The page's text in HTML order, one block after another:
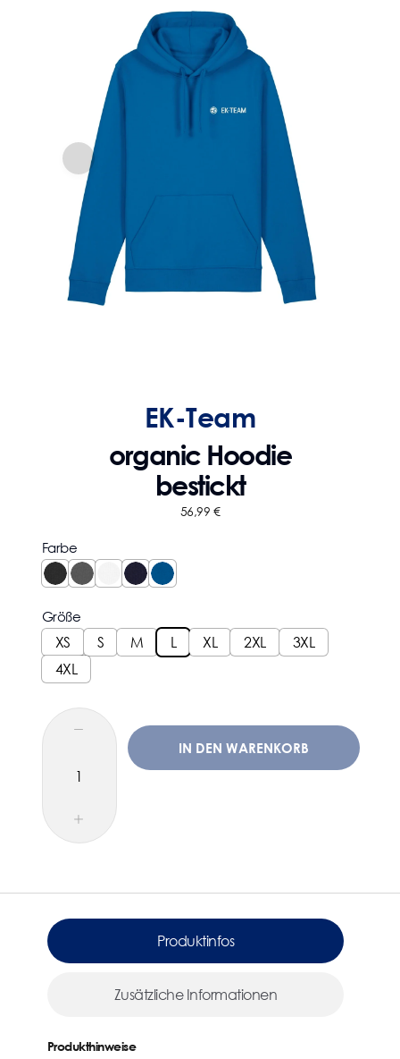
EK-Team
organic Hoodie
bestickt
56,99 €
Farbe
Größe
XS S M L XL 2XL
3XL
4XL
IN DEN WARENKORB
Produktinfos
Zusätzliche Informationen
Produkthinweise